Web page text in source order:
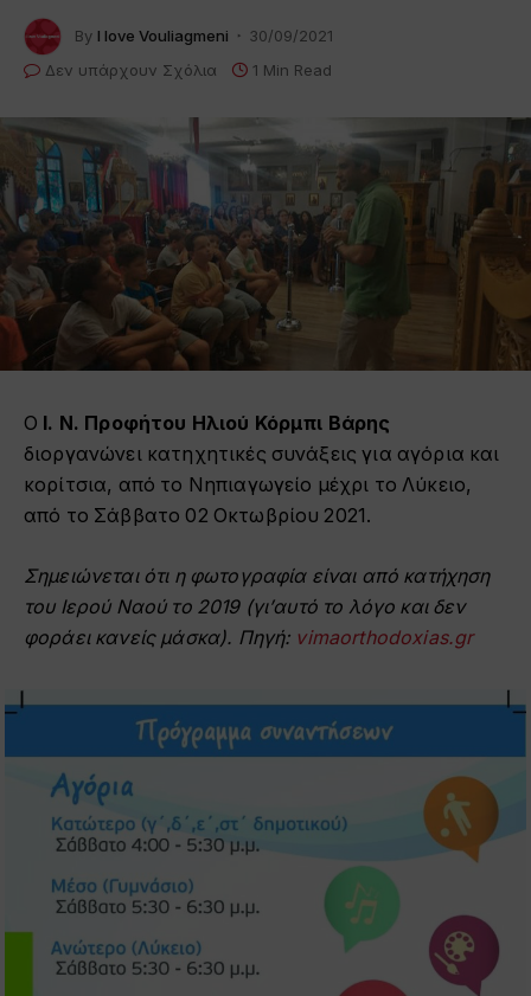
By I love Vouliagmeni
30/09/2021
Δεν υπάρχουν Σχόλια
1 Min Read
Ο Ι. Ν. Προφήτου Ηλιού Κόρμπι Βάρης
διοργανώνει κατηχητικές συνάξεις για αγόρια και
κορίτσια, από το Νηπιαγωγείο μέχρι το Λύκειο,
από το Σάββατο 02 Οκτωβρίου 2021.
Σημειώνεται ότι η φωτογραφία είναι από κατήχηση
του Ιερού Ναού το 2019 (γι’αυτό το λόγο και δεν
φοράει κανείς μάσκα). Πηγή: vimaorthodoxias.gr